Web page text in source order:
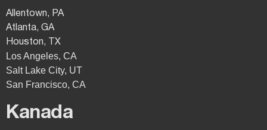
Allentown, PA
Atlanta, GA
Houston, TX
Los Angeles, CA
Salt Lake City, UT
San Francisco, CA
Kanada